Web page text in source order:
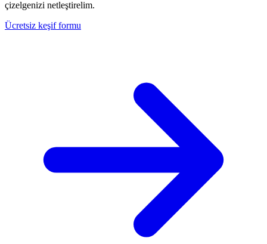
çizelgenizi netleştirelim.
Ücretsiz keşif formu